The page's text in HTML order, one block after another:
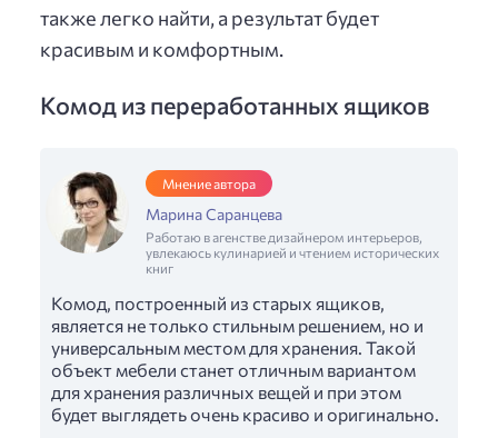
также легко найти, а результат будет
красивым и комфортным.
Комод из переработанных ящиков
Мнение автора
Марина Саранцева
Работаю в агенстве дизайнером интерьеров,
увлекаюсь кулинарией и чтением исторических
книг
Комод, построенный из старых ящиков,
является не только стильным решением, но и
универсальным местом для хранения. Такой
объект мебели станет отличным вариантом
для хранения различных вещей и при этом
будет выглядеть очень красиво и оригинально.